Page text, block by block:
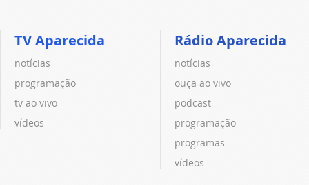
TV Aparecida
notícias
programação
tv ao vivo
vídeos
Rádio Aparecida
notícias
ouça ao vivo
podcast
programação
programas
vídeos